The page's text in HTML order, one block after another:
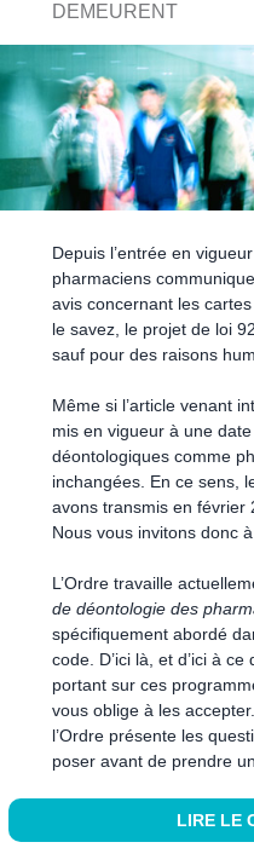
DEMEURENT
Depuis l’entrée en
pharmaciens
avis concernant les
le savez, le projet de loi
sauf pour des raisons
Même si l’article venant
mis en vigueur à une
déontologiques comme
inchangées. En ce sens,
avons transmis en février
Nous vous invitons donc
L’Ordre travaille
de déontologie des
spécifiquement abordé
code. D’ici là, et d’ici à
portant sur ces
vous oblige à les
l’Ordre présente les
poser avant de prendre
LIRE LE